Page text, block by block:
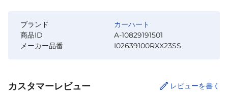
ブランド
カーハート
商品ID
A-10829191501
メーカー品番
I02639100RXX23SS
カスタマーレビュー レビューを書く